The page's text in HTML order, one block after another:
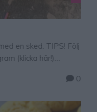
en sked. TIPS! Följ
(klicka här!)
som är
Strösselknappar 2
0